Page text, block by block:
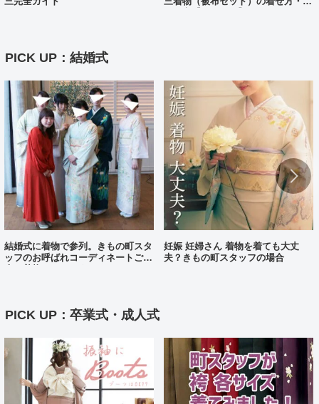
PICK UP：結婚式
結婚式に着物で参列。きもの町スタ
ッフのお呼ばれコーディネートご紹
介（着物コーディネート25）
妊娠 妊婦さん 着物を着ても大丈
夫？きもの町スタッフの場合
PICK UP：卒業式・成人式